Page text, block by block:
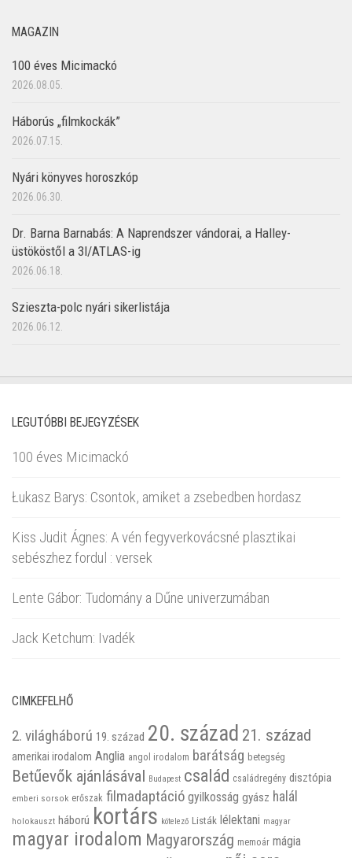
MAGAZIN
100 éves Micimackó
2026.08.05.
Háborús „filmkockák”
2026.07.15.
Nyári könyves horoszkóp
2026.06.30.
Dr. Barna Barnabás: A Naprendszer vándorai, a Halley-
üstököstől a 3I/ATLAS-ig
2026.06.18.
Szieszta-polc nyári sikerlistája
2026.06.12.
LEGUTÓBBI BEJEGYZÉSEK
100 éves Micimackó
Łukasz Barys: Csontok, amiket a zsebedben hordasz
Kiss Judit Ágnes: A vén fegyverkovácsné plasztikai
sebészhez fordul : versek
Lente Gábor: Tudomány a Dűne univerzumában
Jack Ketchum: Ivadék
CIMKEFELHŐ
2. világháború 19. század 20. század 21. század
amerikai irodalom Anglia angol irodalom barátság betegség
Betűevők ajánlásával Budapest család családregény disztópia
emberi sorsok erőszak filmadaptáció gyilkosság gyász halál
holokauszt háború kortárs kötelező Listák lélektani magyar
magyar irodalom Magyarország memoár mágia